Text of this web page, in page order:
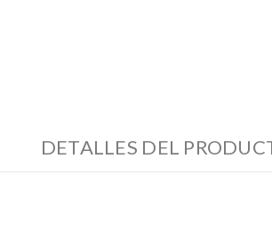
DETALLES DEL